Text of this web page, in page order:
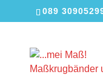
089
„Charivari“